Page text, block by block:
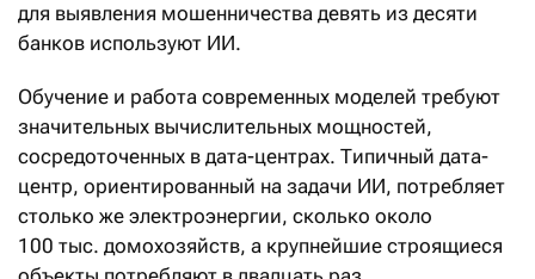
для выявления мошенничества девять из десяти
банков используют ИИ.
Обучение и работа современных моделей требуют
значительных вычислительных мощностей,
сосредоточенных в дата-центрах. Типичный дата-
центр, ориентированный на задачи ИИ, потребляет
столько же электроэнергии, сколько около
100 тыс. домохозяйств, а крупнейшие строящиеся